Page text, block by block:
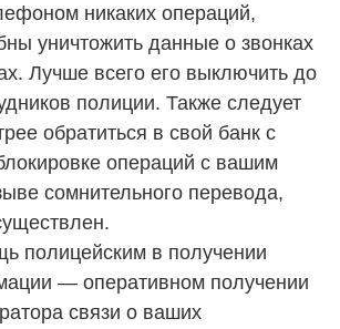
никаких операций,
уничтожить данные о звонках
Лучше всего его выключить до
полиции. Также следует
обратиться в свой банк с
операций с вашим
сомнительного перевода,
полицейским в получении
— оперативном получении
связи о ваших